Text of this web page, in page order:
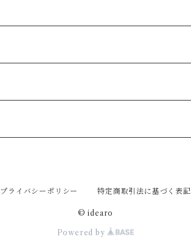
プライバシーポリシー 特定商取引法に基づく表記
© idearo
Powered by